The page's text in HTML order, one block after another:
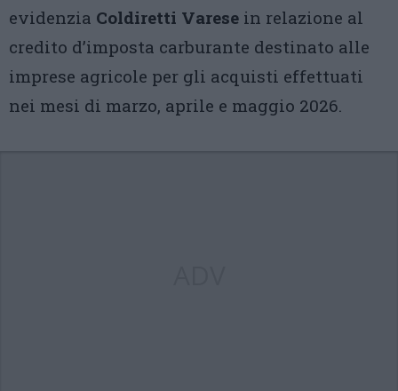
evidenzia Coldiretti Varese in relazione al
credito d’imposta carburante destinato alle
imprese agricole per gli acquisti effettuati
nei mesi di marzo, aprile e maggio 2026.